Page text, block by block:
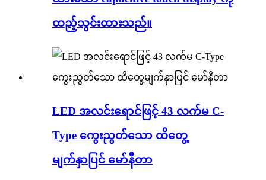
ထည့်သွင်းထားသည်။
LED အလင်းရောင်ဖြင့် 43 လက်မ C-
Type ကွေးညွတ်သော ထိတွေ့
မျက်နှာပြင် မော်နီတာ